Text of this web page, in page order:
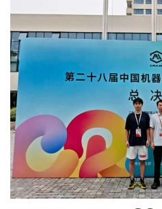
日，华商科教集团顾
金工作办公室郑志伟
行，先后奔赴珠海、佛